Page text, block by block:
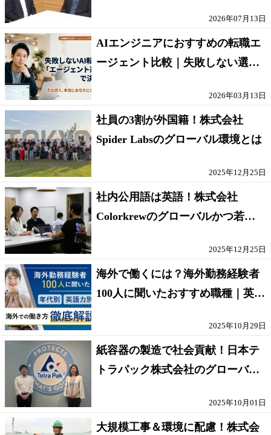
2026年07月13日
AIエンジニアにおすすめの転職エ
ージェント比較｜失敗しない選び
2026年03月13日
社員の3割が外国籍！株式会社
Spider Labsのグローバル環境とは
2025年12月25日
社内公用語は英語！株式会社
Colorkrewのグローバルかつ若手
2025年12月25日
海外で働くには？海外勤務経験者
100人に聞いたおすすめ職種｜英語
2025年10月29日
紙容器の製造で社会貢献！日本テ
トラパック株式会社のグローバル
2025年10月01日
大規模工事＆環境に配慮！株式会